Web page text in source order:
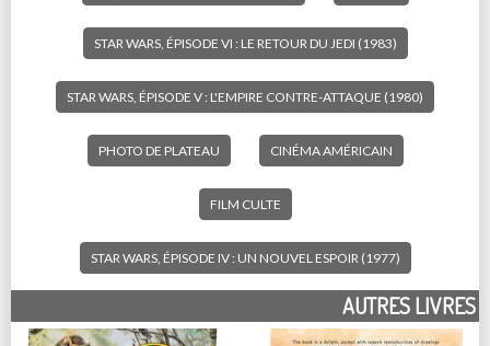
STAR WARS, ÉPISODE VI : LE RETOUR DU JEDI (1983)
STAR WARS, ÉPISODE V : L'EMPIRE CONTRE-ATTAQUE (1980)
PHOTO DE PLATEAU CINÉMA AMÉRICAIN
FILM CULTE
STAR WARS, ÉPISODE IV : UN NOUVEL ESPOIR (1977)
AUTRES LIVRES